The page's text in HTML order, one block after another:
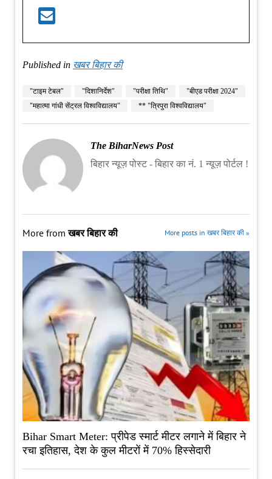
Published in खबर बिहार की
"टाइम टेबल" "दिशानिर्देश" "परीक्षा तिथि"
"बीएड परीक्षा 2024"
"महात्मा गांधी सेंट्रल विश्वविद्यालय"
** "त्रिपुरा विश्वविद्यालय"
The BiharNews Post
बिहार न्यूज़ पोस्ट - बिहार का नं. 1 न्यूज़ पोर्टल !
More fromखबर बिहार की More posts in खबर बिहार की »
Bihar Smart Meter: प्रीपेड स्मार्ट मीटर लगाने में बिहार ने
रचा इतिहास, देश के कुल मीटरों में 70% हिस्सेदारी